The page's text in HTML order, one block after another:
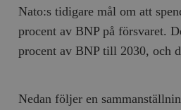
Nato:s tidigare mål om att
procent av BNP på försvaret.
procent av BNP till 2030, och
Nedan följer en